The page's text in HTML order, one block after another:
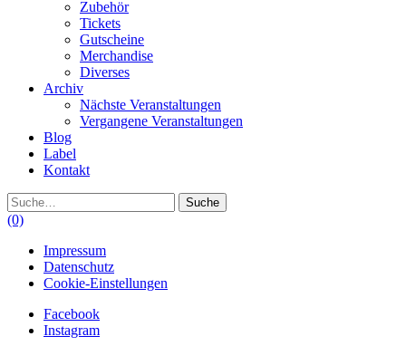
Zubehör
Tickets
Gutscheine
Merchandise
Diverses
Archiv
Nächste Veranstaltungen
Vergangene Veranstaltungen
Blog
Label
Kontakt
Suche
(0)
Impressum
Datenschutz
Cookie-Einstellungen
Facebook
Instagram